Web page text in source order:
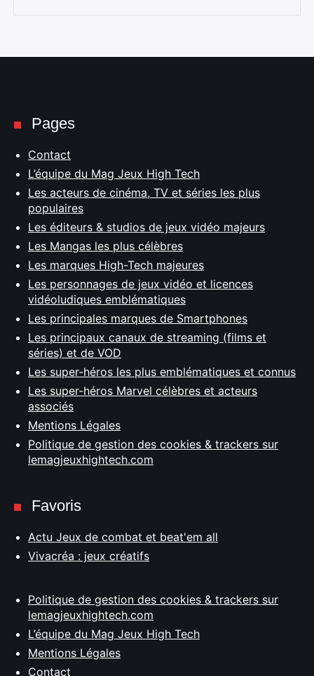
Pages
Contact
L’équipe du Mag Jeux High Tech
Les acteurs de cinéma, TV et séries les plus
populaires
Les éditeurs & studios de jeux vidéo majeurs
Les Mangas les plus célèbres
Les marques High-Tech majeures
Les personnages de jeux vidéo et licences
vidéoludiques emblématiques
Les principales marques de Smartphones
Les principaux canaux de streaming (films et
séries) et de VOD
Les super-héros les plus emblématiques et connus
Les super-héros Marvel célèbres et acteurs
associés
Mentions Légales
Politique de gestion des cookies & trackers sur
lemagjeuxhightech.com
Favoris
Actu Jeux de combat et beat'em all
Vivacréa : jeux créatifs
Politique de gestion des cookies & trackers sur
lemagjeuxhightech.com
L’équipe du Mag Jeux High Tech
Mentions Légales
Contact